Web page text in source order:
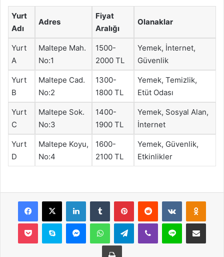
Yurt
Adı
Adres
Fiyat
Aralığı
Olanaklar
Yurt
A
Maltepe Mah.
No:1
1500-
2000 TL
Yemek, İnternet,
Güvenlik
Yurt
B
Maltepe Cad.
No:2
1300-
1800 TL
Yemek, Temizlik,
Etüt Odası
Yurt
C
Maltepe Sok.
No:3
1400-
1900 TL
Yemek, Sosyal Alan,
İnternet
Yurt
D
Maltepe Koyu,
No:4
1600-
2100 TL
Yemek, Güvenlik,
Etkinlikler
Facebook
X LinkedInTumblr PinterestReddit VKontakte
Pocket Skype MessengerWhatsAppTelegramViber Line E-Posta ile
Yazdır